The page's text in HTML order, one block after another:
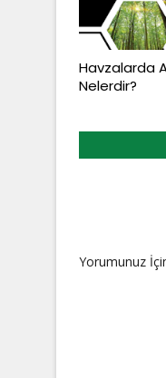
Havzalarda
Nelerdir?
Yorumunuz